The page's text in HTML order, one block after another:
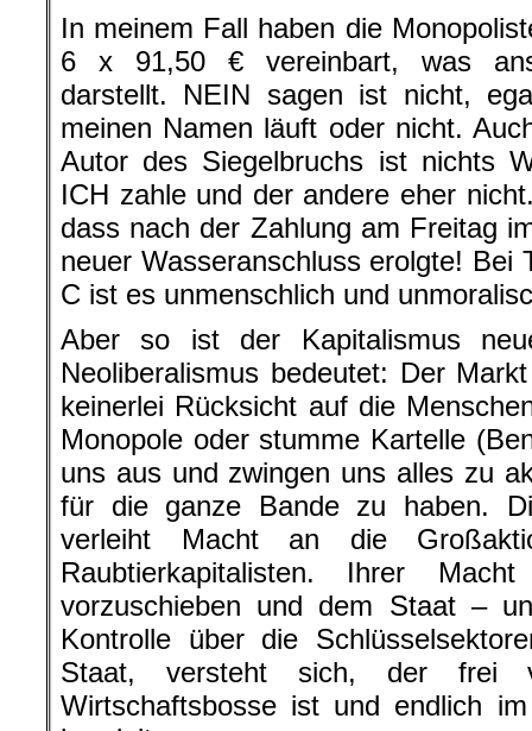
In meinem Fall haben die
6 x 91,50 € vereinbart, was
darstellt. NEIN sagen ist nicht,
meinen Namen läuft oder nicht.
Autor des Siegelbruchs ist nichts
ICH zahle und der andere eher
dass nach der Zahlung am Freitag
neuer Wasseranschluss erolgte! Bei
C ist es unmenschlich und
Aber so ist der Kapitalismus
Neoliberalismus bedeutet: Der
keinerlei Rücksicht auf die
Monopole oder stumme Kartelle
uns aus und zwingen uns alles zu
für die ganze Bande zu haben.
verleiht Macht an die
Raubtierkapitalisten. Ihrer
vorzuschieben und dem Staat –
Kontrolle über die
Staat, versteht sich, der frei
Wirtschaftsbosse ist und endlich